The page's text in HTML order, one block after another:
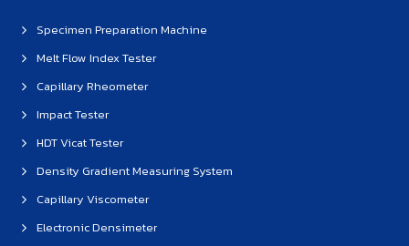
Specimen Preparation Machine
Melt Flow Index Tester
Capillary Rheometer
Impact Tester
HDT Vicat Tester
Density Gradient Measuring System
Capillary Viscometer
Electronic Densimeter